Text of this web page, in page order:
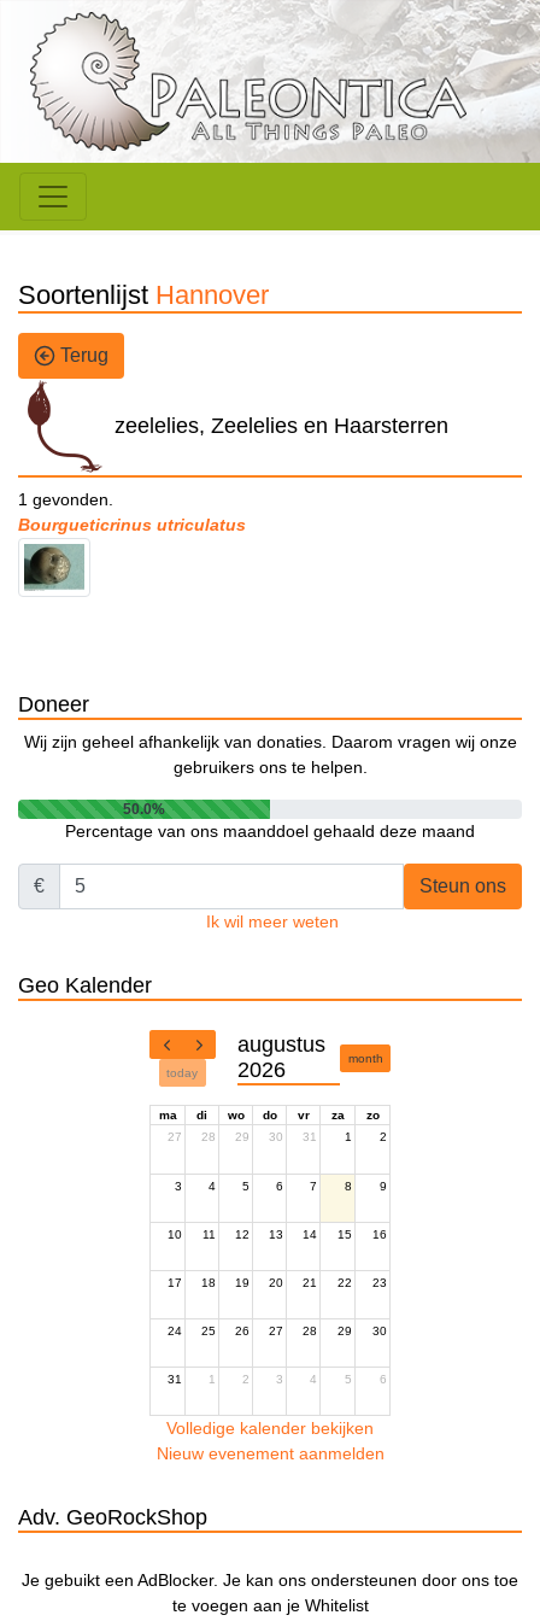
Soortenlijst Hannover
Terug
zeelelies, Zeelelies en Haarsterren
1 gevonden.
Bourgueticrinus utriculatus
Doneer
Wij zijn geheel afhankelijk van donaties. Daarom vragen wij onze
gebruikers ons te helpen.
50.0%
Percentage van ons maanddoel gehaald deze maand
€ Steun ons
Ik wil meer weten
Geo Kalender
today
augustus
2026
month
ma di wo do vr za
zo
27
28 29 30 31 1 2
3 4 5 6 7 8 9
10 11 12 13 14 15 16
17 18 19 20 21 22 23
24 25 26 27 28 29 30
31 1 2 3 4 5 6
Volledige kalender bekijken
Nieuw evenement aanmelden
Adv. GeoRockShop
Je gebuikt een AdBlocker. Je kan ons ondersteunen door ons toe
te voegen aan je Whitelist